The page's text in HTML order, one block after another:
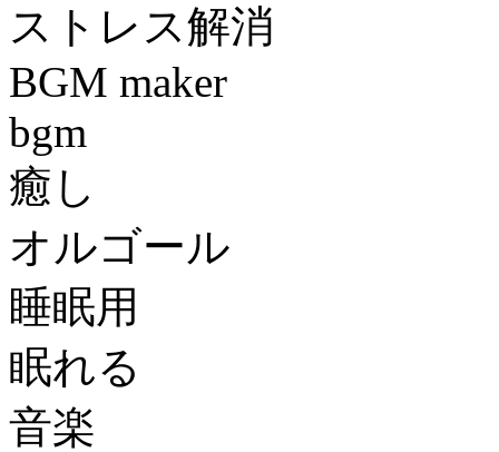
ストレス解消
BGM maker
bgm
癒し
オルゴール
睡眠用
眠れる
音楽